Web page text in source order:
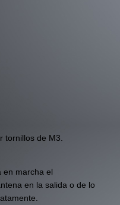
tornillos de M3.
en marcha el
en la salida o de lo